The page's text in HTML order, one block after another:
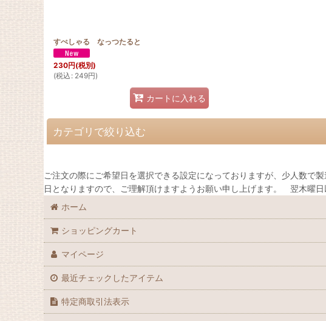
すぺしゃる なっつたると
230円(税別)
(税込 : 249円)
カートに入れる
カテゴリで絞り込む
天然酵母のパン
パイとタルト
その他の加工品
ご注文の際にご希望日を選択できる設定になっておりますが、少人数で
日となりますので、ご理解頂けますようお願い申し上げます。 翌木曜
ホーム
ショッピングカート
マイページ
最近チェックしたアイテム
特定商取引法表示